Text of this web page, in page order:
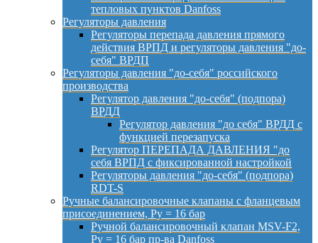
тепловых пунктов Danfoss
Регуляторы давления
Регуляторы перепада давления прямого
действия ВРПД и регуляторы давления "до-
себя" ВРДП
Регуляторы давления "до-себя" российского
производства
Регулятор давления "до-себя" (подпора)
ВРДД
Регулятор давления "до себя" ВРДД с
функцией перезапуска
Регулятор ПЕРЕПАДА ДАВЛЕНИЯ "до
себя ВРПД с фиксированной настройкой
Регуляторы давления "до-себя" (подпора)
RDT-S
Ручные балансировочные клапаны с фланцевым
присоединением, Py = 16 бар
Ручной балансировочный клапан MSV-F2,
Py = 16 бар пр-ва Danfoss